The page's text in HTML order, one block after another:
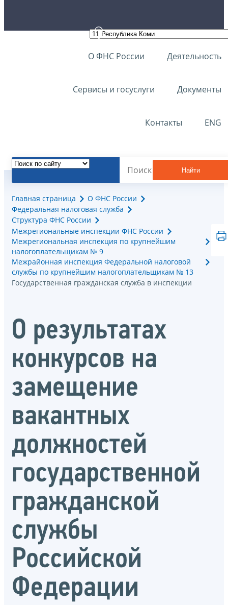
О ФНС России Деятельность
Сервисы и госуслуги Документы
Контакты ENG
Найти
Главная страница
О ФНС России
Федеральная налоговая служба
Структура ФНС России
Межрегиональные инспекции ФНС России
Межрегиональная инспекция по крупнейшим
налогоплательщикам № 9
Межрайонная инспекция Федеральной налоговой
службы по крупнейшим налогоплательщикам № 13
Государственная гражданская служба в инспекции
О результатах
конкурсов на
замещение
вакантных
должностей
государственной
гражданской
службы
Российской
Федерации